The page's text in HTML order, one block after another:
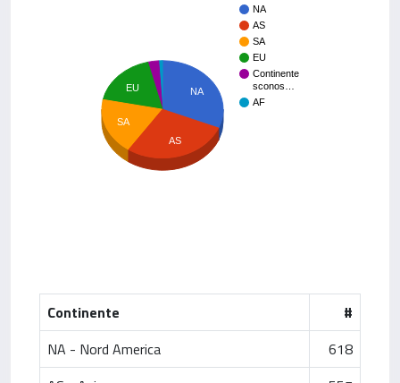
NA
AS
SA
EU
Continente
sconos…
AF
NA
EU
SA
AS
Continente
#
NA - Nord America
618